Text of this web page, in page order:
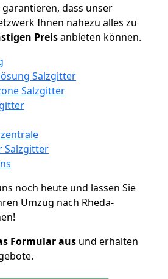
dass unser
Ihnen nahezu alles zu
Preisanbieten können.
Salzgitter
Salzgitter
Salzgitter
noch heute und lassen Sie
Umzug nach Rheda-
Formular aus und erhalten